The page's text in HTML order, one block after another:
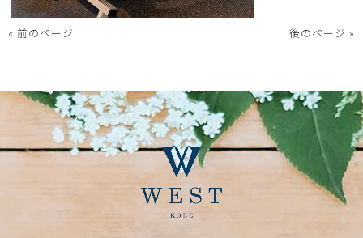
« 前のページ 後のページ »